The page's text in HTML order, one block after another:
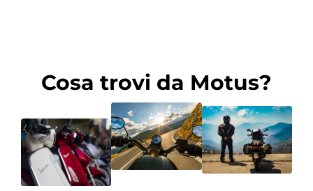
Cosa trovi da Motus?